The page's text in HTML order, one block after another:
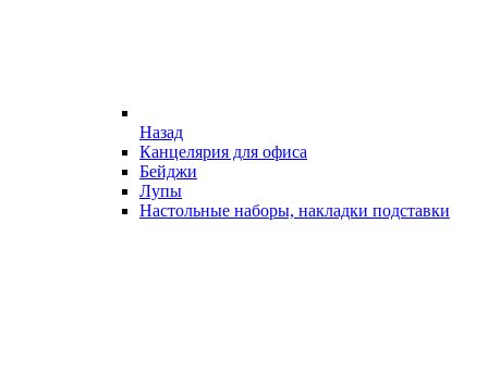
Назад
Канцелярия для офиса
Бейджи
Лупы
Настольные наборы, накладки подставки